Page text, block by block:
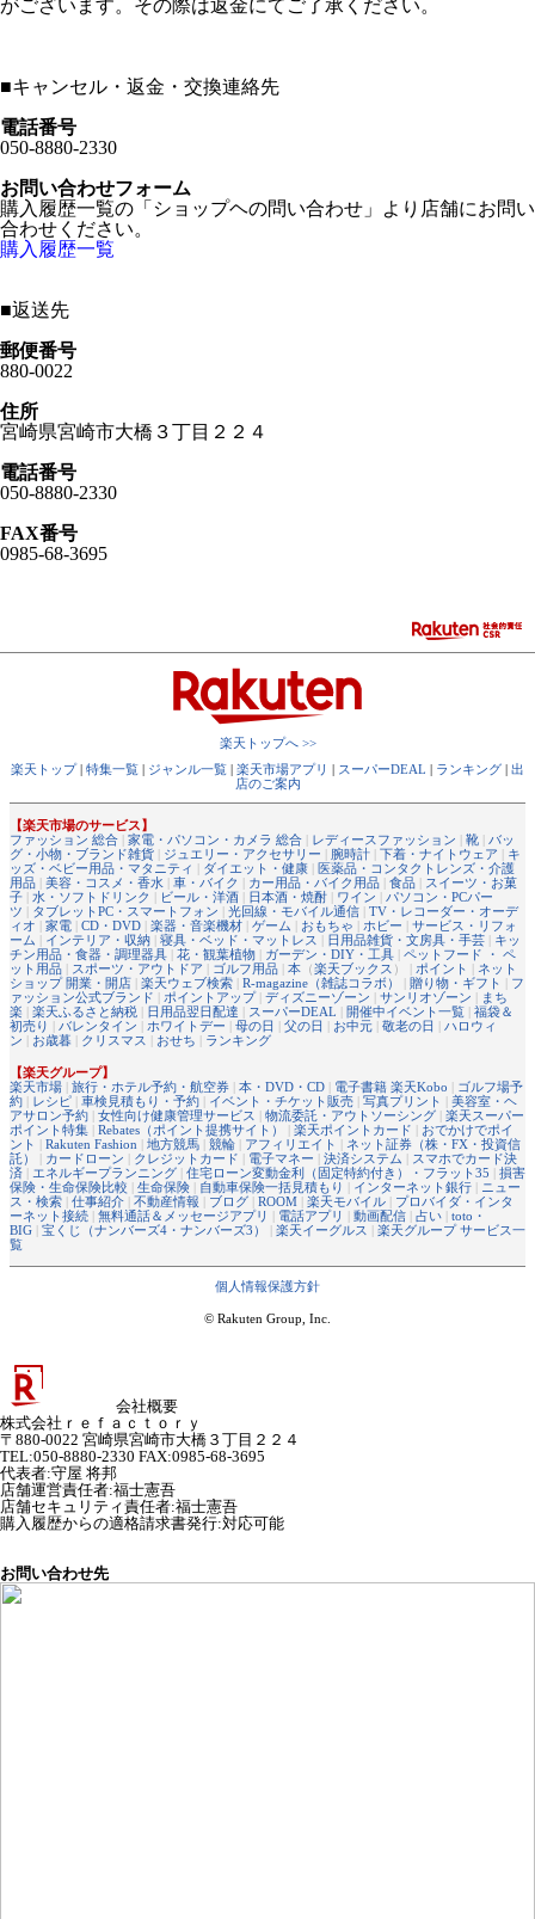
がございます。その際は返金にてご了承ください。
■キャンセル・返金・交換連絡先
電話番号
050-8880-2330
お問い合わせフォーム
購入履歴一覧の「ショップヘの問い合わせ」より店舗にお問い
合わせください。
購入履歴一覧
■返送先
郵便番号
880-0022
住所
宮崎県宮崎市大橋３丁目２２４
電話番号
050-8880-2330
FAX番号
0985-68-3695
楽天トップへ >>
楽天トップ| 特集一覧 | ジャンル一覧 | 楽天市場アプリ | スーパーDEAL | ランキング | 出
店のご案内
【楽天市場のサービス】
ファッション 総合 | 家電・パソコン・カメラ 総合 | レディースファッション | 靴 | バッ
グ・小物・ブランド雑貨 | ジュエリー・アクセサリー | 腕時計 | 下着・ナイトウェア | キ
ッズ・ベビー用品・マタニティ | ダイエット・健康 | 医薬品・コンタクトレンズ・介護
用品 | 美容・コスメ・香水 | 車・バイク | カー用品・バイク用品 | 食品 | スイーツ・お菓
子 | 水・ソフトドリンク | ビール・洋酒 | 日本酒・焼酎 | ワイン | パソコン・PCパー
ツ | タブレットPC・スマートフォン | 光回線・モバイル通信 | TV・レコーダー・オーデ
ィオ | 家電 | CD・DVD | 楽器・音楽機材 | ゲーム | おもちゃ | ホビー | サービス・リフォ
ーム | インテリア・収納 | 寝具・ベッド・マットレス | 日用品雑貨・文房具・手芸 | キッ
チン用品・食器・調理器具 | 花・観葉植物 | ガーデン・DIY・工具 | ペットフード ・ ペ
ット用品 | スポーツ・アウトドア | ゴルフ用品 | 本 （楽天ブックス ） | ポイント | ネット
ショップ 開業・開店 | 楽天ウェブ検索 | R-magazine（雑誌コラボ） | 贈り物・ギフト | フ
ァッション公式ブランド | ポイントアップ| ディズニーゾーン | サンリオゾーン | まち
楽 | 楽天ふるさと納税 | 日用品翌日配達 | スーパーDEAL | 開催中イベント一覧 | 福袋＆
初売り | バレンタイン | ホワイトデー | 母の日 | 父の日 | お中元 | 敬老の日 | ハロウィ
ン | お歳暮 | クリスマス | おせち | ランキング
【楽天グループ】
楽天市場 | 旅行・ホテル予約・航空券 | 本・DVD・CD | 電子書籍 楽天Kobo | ゴルフ場予
約 | レシピ | 車検見積もり・予約 | イベント・チケット販売 | 写真プリント | 美容室・ヘ
アサロン予約 | 女性向け健康管理サービス | 物流委託・アウトソーシング | 楽天スーパー
ポイント特集 | Rebates（ポイント提携サイト） | 楽天ポイントカード | おでかけでポイ
ント | Rakuten Fashion | 地方競馬 | 競輪 | アフィリエイト | ネット証券（株・FX・投資信
託）
| カードローン | クレジットカード | 電子マネー | 決済システム | スマホでカード決
済 | エネルギープランニング | 住宅ローン変動金利（固定特約付き）・フラット35 | 損害
保険・生命保険比較 | 生命保険 | 自動車保険一括見積もり | インターネット銀行 | ニュー
ス・検索 | 仕事紹介 | 不動産情報 | ブログ | ROOM | 楽天モバイル | プロバイダ・インタ
ーネット接続 | 無料通話＆メッセージアプリ | 電話アプリ | 動画配信 | 占い | toto・
BIG | 宝くじ（ナンバーズ4・ナンバーズ3） | 楽天イーグルス | 楽天グループ サービス一
覧
個人情報保護方針
© Rakuten Group, Inc.
会社概要
株式会社ｒｅｆａｃｔｏｒｙ
〒880-0022 宮崎県宮崎市大橋３丁目２２４
TEL:050-8880-2330 FAX:0985-68-3695
代表者:守屋 将邦
店舗運営責任者:福士憲吾
店舗セキュリティ責任者:福士憲吾
購入履歴からの適格請求書発行:対応可能
お問い合わせ先